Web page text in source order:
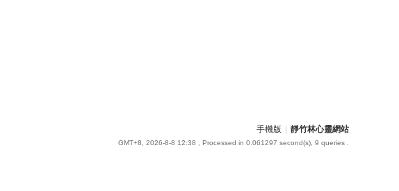
手機版 靜竹林心靈網站
GMT+8, 2026-8-8 12:38 , Processed in 0.061297 second(s), 9 queries .